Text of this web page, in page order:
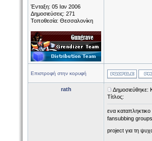
Ένταξη: 05 Ιαν 2006
Δημοσιεύσεις: 271
Τοποθεσία: Θεσσαλονίκη
Επιστροφή στην κορυφή
rath
Δημοσιεύθηκε:
Τίτλος:
ενα
fansubbing
project για τη